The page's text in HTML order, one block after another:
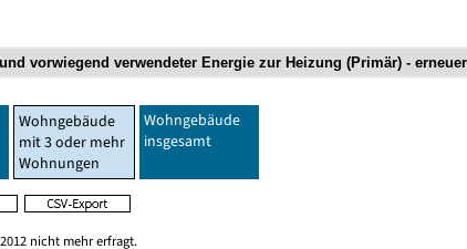
Wohngebäude
mit 3 oder mehr
Wohnungen
Wohngebäude
insgesamt
nicht mehr erfragt.